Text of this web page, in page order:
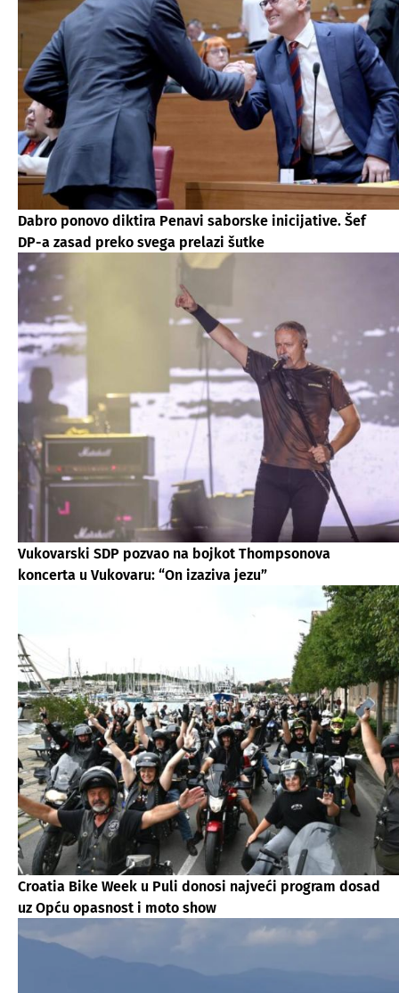
Dabro ponovo diktira Penavi saborske inicijative. Šef
DP-a zasad preko svega prelazi šutke
Vukovarski SDP pozvao na bojkot Thompsonova
koncerta u Vukovaru: “On izaziva jezu”
Croatia Bike Week u Puli donosi najveći program dosad
uz Opću opasnost i moto show